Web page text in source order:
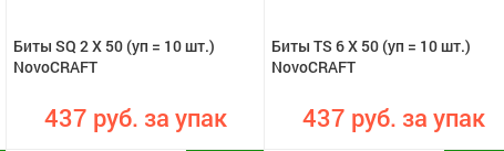
Биты SQ 2 X 50 (уп = 10 шт.)
NovoCRAFT
437 руб. за упак
Биты TS 6 X 50 (уп = 10 шт.)
NovoCRAFT
437 руб. за упак